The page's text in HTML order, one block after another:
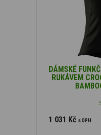
DÁMSKÉ
RUKÁVEM
1 031 Kč s DPH